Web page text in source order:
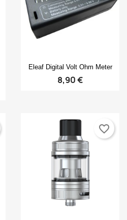
Anteprima
Eleaf Digital Volt Ohm Meter
8,90 €
favorite_border